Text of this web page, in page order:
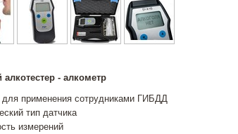
- алкометр
для применения сотрудниками ГИБДД
тип датчика
измерений